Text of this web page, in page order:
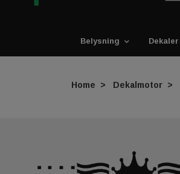
Belysning Dekaler
Home Dekalmotor